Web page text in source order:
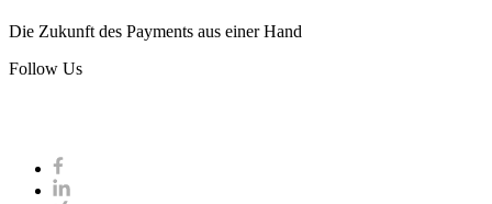
Die Zukunft des Payments aus einer Hand
Follow Us